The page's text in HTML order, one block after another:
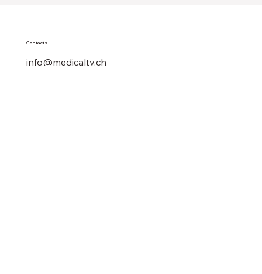
Contacts
info@medicaltv.ch